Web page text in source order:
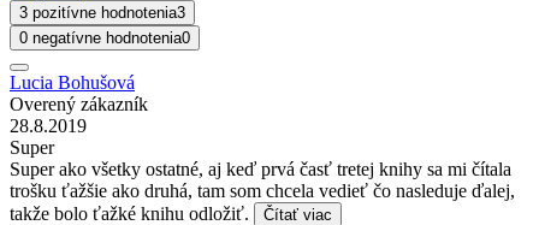
3 pozitívne hodnotenia3
0 negatívne hodnotenia0
Lucia Bohušová
Overený zákazník
28.8.2019
Super
Super ako všetky ostatné, aj keď prvá časť tretej knihy sa mi čítala
trošku ťažšie ako druhá, tam som chcela vedieť čo nasleduje ďalej,
takže bolo ťažké knihu odložiť.
Čítať viac